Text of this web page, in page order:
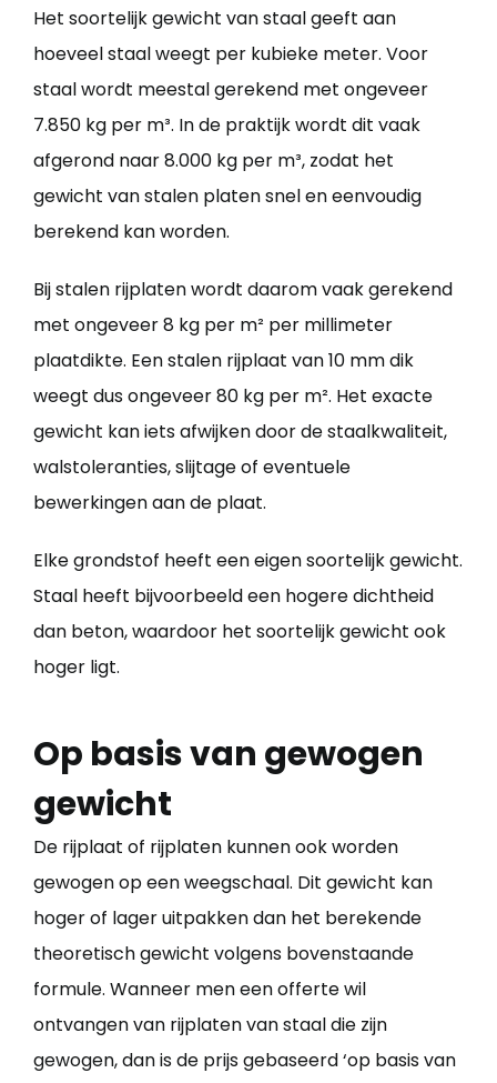
Het soortelijk gewicht van staal geeft aan
hoeveel staal weegt per kubieke meter. Voor
staal wordt meestal gerekend met ongeveer
7.850 kg per m³. In de praktijk wordt dit vaak
afgerond naar 8.000 kg per m³, zodat het
gewicht van stalen platen snel en eenvoudig
berekend kan worden.
Bij stalen rijplaten wordt daarom vaak gerekend
met ongeveer 8 kg per m² per millimeter
plaatdikte. Een stalen rijplaat van 10 mm dik
weegt dus ongeveer 80 kg per m². Het exacte
gewicht kan iets afwijken door de staalkwaliteit,
walstoleranties, slijtage of eventuele
bewerkingen aan de plaat.
Elke grondstof heeft een eigen soortelijk gewicht.
Staal heeft bijvoorbeeld een hogere dichtheid
dan beton, waardoor het soortelijk gewicht ook
hoger ligt.
Op basis van gewogen
gewicht
De rijplaat of rijplaten kunnen ook worden
gewogen op een weegschaal. Dit gewicht kan
hoger of lager uitpakken dan het berekende
theoretisch gewicht volgens bovenstaande
formule. Wanneer men een offerte wil
ontvangen van rijplaten van staal die zijn
gewogen, dan is de prijs gebaseerd ‘op basis van